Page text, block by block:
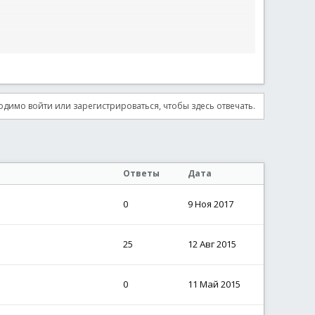
войти или зарегистрироваться, чтобы здесь отвечать.
Ответы Дата
0 9 Ноя 2017
25 12 Авг 2015
0 11 Май 2015